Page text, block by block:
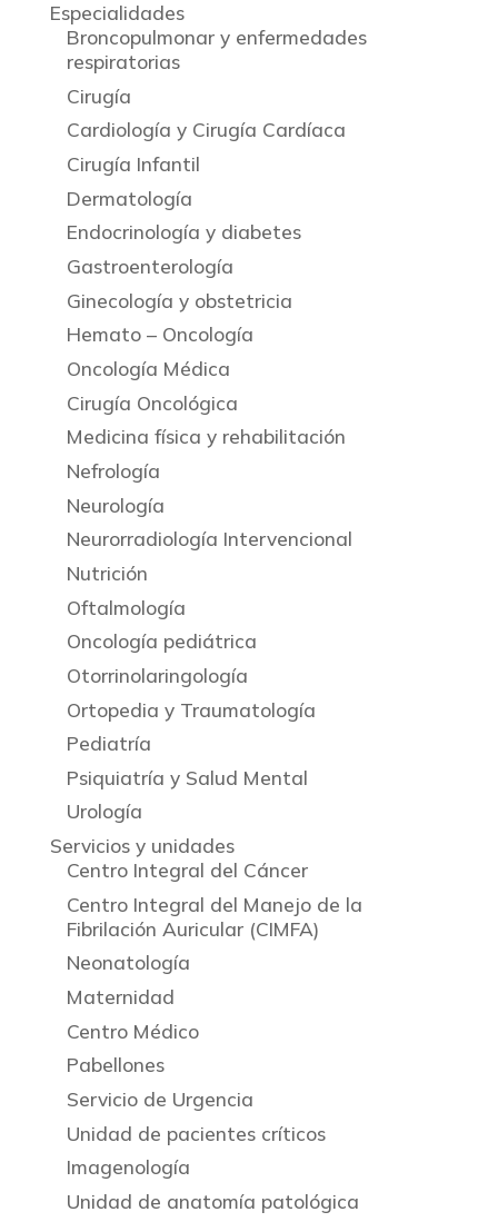
Especialidades
Broncopulmonar y enfermedades
respiratorias
Cirugía
Cardiología y Cirugía Cardíaca
Cirugía Infantil
Dermatología
Endocrinología y diabetes
Gastroenterología
Ginecología y obstetricia
Hemato – Oncología
Oncología Médica
Cirugía Oncológica
Medicina física y rehabilitación
Nefrología
Neurología
Neurorradiología Intervencional
Nutrición
Oftalmología
Oncología pediátrica
Otorrinolaringología
Ortopedia y Traumatología
Pediatría
Psiquiatría y Salud Mental
Urología
Servicios y unidades
Centro Integral del Cáncer
Centro Integral del Manejo de la
Fibrilación Auricular (CIMFA)
Neonatología
Maternidad
Centro Médico
Pabellones
Servicio de Urgencia
Unidad de pacientes críticos
Imagenología
Unidad de anatomía patológica